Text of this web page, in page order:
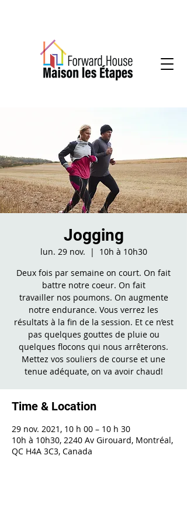
Jogging
lun. 29 nov.
  |
10h à 10h30
Deux fois par semaine on court. On fait
battre notre coeur. On fait
travailler nos poumons. On augmente
notre endurance. Vous verrez les
résultats à la fin de la session. Et ce n’est
pas quelques gouttes de pluie ou
quelques flocons qui nous arrêterons.
Mettez vos souliers de course et une
tenue adéquate, on va avoir chaud!
Time & Location
29 nov. 2021, 10 h 00 – 10 h 30
10h à 10h30, 2240 Av Girouard, Montréal,
QC H4A 3C3, Canada